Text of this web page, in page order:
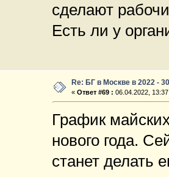
сделают
Есть ли у
Re: БГ в Москве в 2022 -
«Ответ #69 : 06.04.2022,
График
нового года.
станет делать